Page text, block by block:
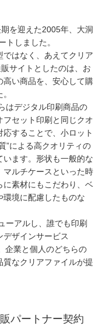
を迎えた2005年、大洞
トしました。
はなく、あえてクリア
サイトとしたのは、お
い商品を、安心して購
はデジタル印刷商品の
セット印刷と同じクオ
することで、小ロット
”による高クオリティの
ます。形状も一般的な
マルチケースといった時
素材にもこだわり、ベ
環境に配慮したものな
ーアルし、誰でも印刷
デザインサービス
企業と個人のどちらの
なクリアファイルが提
パートナー契約